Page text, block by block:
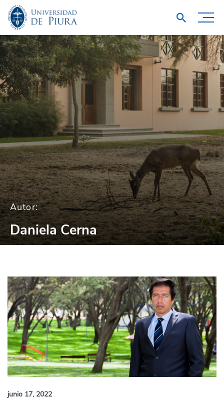
Autor:
Daniela Cerna
junio 17, 2022